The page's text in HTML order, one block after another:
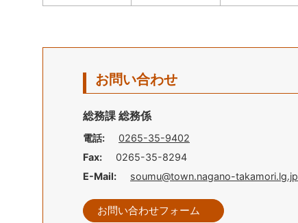
お問い合わせ
総務課 総務係
電話:
0265-35-9402
Fax:
0265-35-8294
E-Mail:
soumu@town.nagano-takamori.lg.jp
お問い合わせフォーム